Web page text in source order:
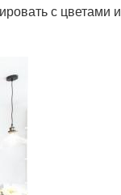
с цветами и